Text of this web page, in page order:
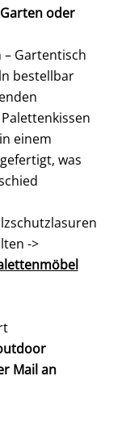
oder
– Gartentisch
bestellbar
einem
was
->
Mail an